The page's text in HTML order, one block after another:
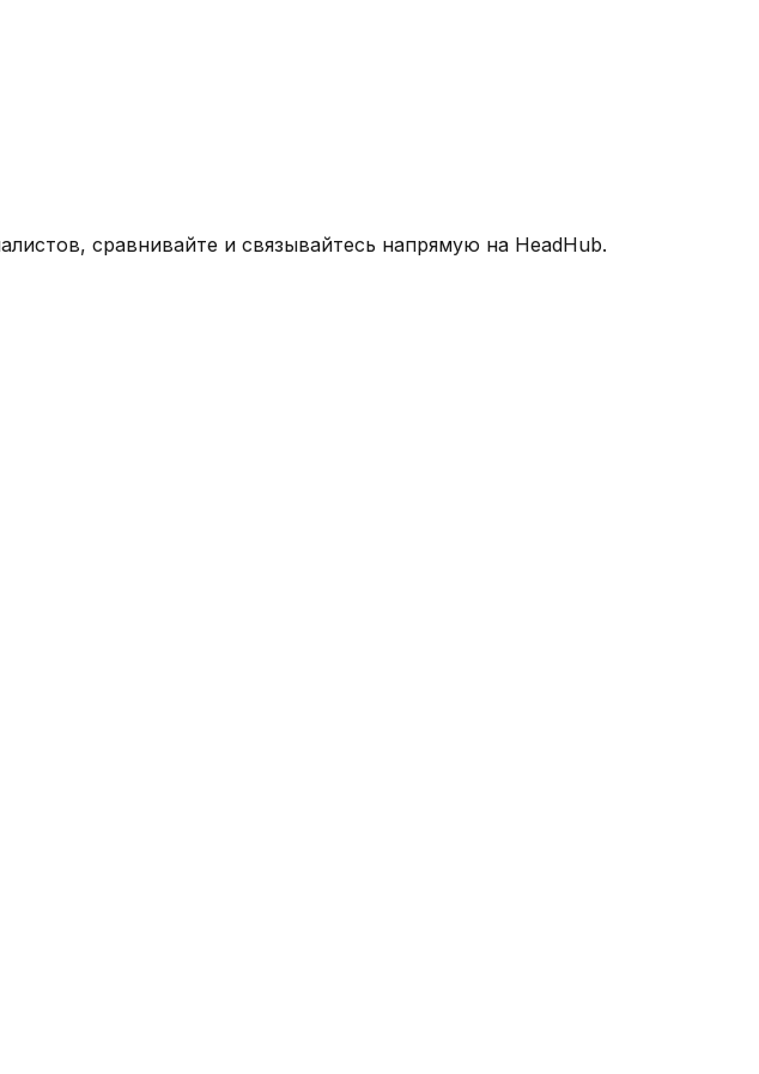
сравнивайте и связывайтесь напрямую на HeadHub.